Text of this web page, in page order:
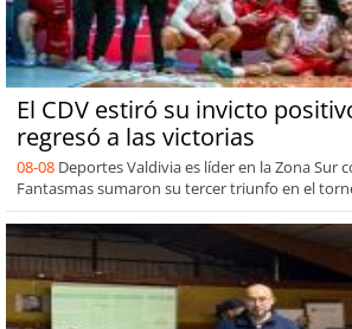
El CDV estiró su invicto
regresó a las victorias
08-08 Deportes Valdivia es líder en la Zona Sur
Fantasmas sumaron su tercer triunfo en el